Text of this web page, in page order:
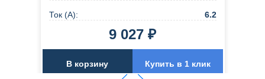
Ток (А): 6.2
9 027 ₽
В корзину Купить в 1 клик